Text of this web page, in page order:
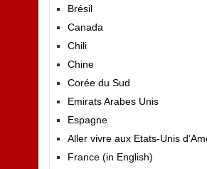
Brésil
Canada
Chili
Chine
Corée du Sud
Emirats Arabes Unis
Espagne
Aller vivre aux Etats-Unis
France (in English)